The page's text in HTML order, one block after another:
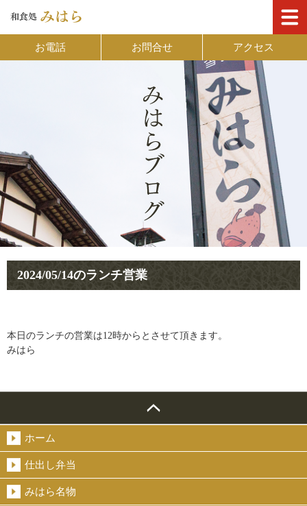
お電話 お問合せ アクセス
2024/05/14のランチ営業
本日のランチの営業は12時からとさせて頂きます。
みはら
ホーム
仕出し弁当
みはら名物